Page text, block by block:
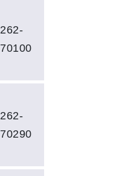
262-
70100
262-
70290